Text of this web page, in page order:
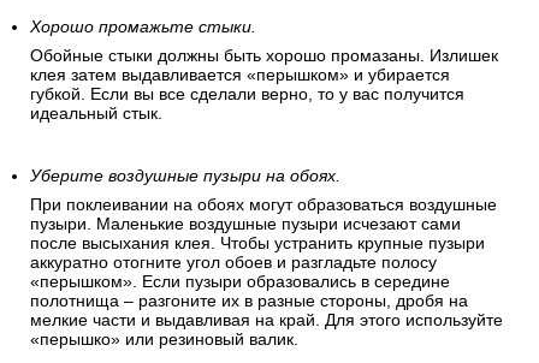
Хорошо промажьте стыки.
Обойные стыки должны быть хорошо промазаны. Излишек
клея затем выдавливается «перышком» и убирается
губкой. Если вы все сделали верно, то у вас получится
идеальный стык.
Уберите воздушные пузыри на обоях.
При поклеивании на обоях могут образоваться воздушные
пузыри. Маленькие воздушные пузыри исчезают сами
после высыхания клея. Чтобы устранить крупные пузыри
аккуратно отогните угол обоев и разгладьте полосу
«перышком». Если пузыри образовались в середине
полотнища – разгоните их в разные стороны, дробя на
мелкие части и выдавливая на край. Для этого используйте
«перышко» или резиновый валик.